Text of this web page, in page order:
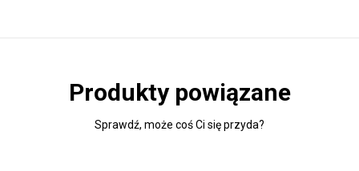
Produkty powiązane
Sprawdź, może coś Ci się przyda?